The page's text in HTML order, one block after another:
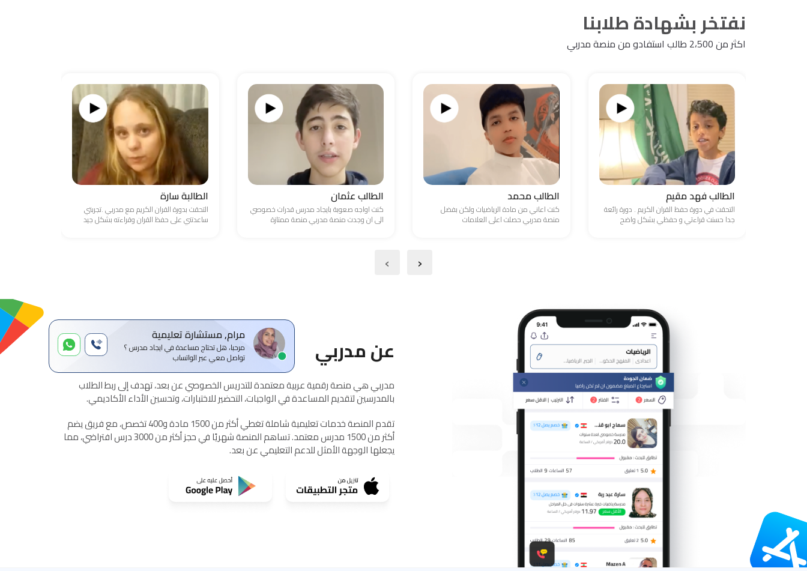
مرام, مستشارة تعليمية
مرحبا، هل تحتاج مساعدة في ايجاد مدرس ؟
تواصل معي عبر الواتساب
نفتخر بشهادة طلابنا
اكثر من 2،500 طالب استفادو من منصة مدربي
الطالب فهد مقيم
التحقت في دورة حفظ القران الكريم . دورة رائعة
جدا حسنت قراءتي و حفظي بشكل واضح
الطالب محمد
كنت اعاني من مادة الرياضيات ولكن بفضل
منصة مدربي حصلت اعلى العلامات
الطالب عثمان
كنت اواجه صعوبة بايجاد مدرس قدرات خصوصي
الى ان وجدت منصة مدربي.منصة ممتازة
الطالبة سارة
التحقت بدورة القران الكريم مع مدربي .تجربتي
ساعدتني على حفظ القران وقراءته بشكل جيد
‹
›
عن مدربي
مدربي هي منصة رقمية عربية معتمدة للتدريس الخصوصي عن بعد، تهدف إلى ربط الطلاب
بالمدرسين لتقديم المساعدة في الواجبات، التحضير للاختبارات، وتحسين الأداء الأكاديمي.
تقدم المنصة خدمات تعليمية شاملة تغطي أكثر من 1500 مادة و400 تخصص، مع فريق يضم
أكثر من 1500 مدرس معتمد. تساهم المنصة شهريًا في حجز أكثر من 3000 درس افتراضي، مما
يجعلها الوجهة الأمثل للدعم التعليمي عن بعد.